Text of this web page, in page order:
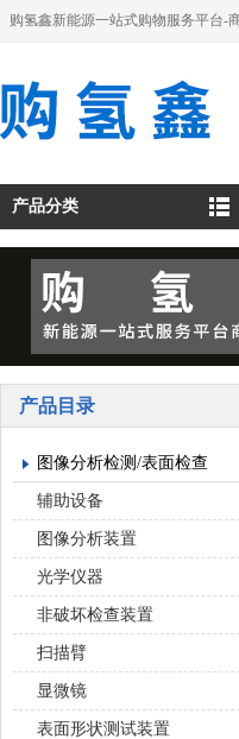
购氢鑫新能源一站式购物服务平台-
产品分类
产品目录
图像分析检测/表面检查
辅助设备
图像分析装置
光学仪器
非破坏检查装置
扫描臂
显微镜
表面形状测试装置